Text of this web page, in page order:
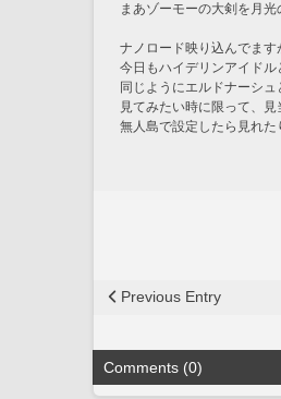
まあゾーモーの大剣を月光
ナノロード映り込んでます
今日もハイデリンアイドル
同じようにエルドナーシ
見てみたい時に限って、見
無人島で設定したら見れた
Previous Entry
Comments (0)